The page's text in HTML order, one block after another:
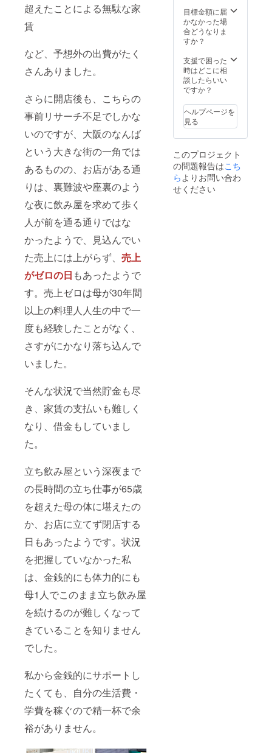
超えたことによる無駄な家
賃
など、予想外の出費がたく
さんありました。
さらに開店後も、こちらの
事前リサーチ不足でしかな
いのですが、大阪のなんば
という大きな街の一角では
あるものの、お店がある通
りは、裏難波や座裏のよう
な夜に飲み屋を求めて歩く
人が前を通る通りではな
かったようで、見込んでい
た売上には上がらず、 売上
がゼロの日 もあったようで
す。売上ゼロは母が30年間
以上の料理人人生の中で一
度も経験したことがなく、
さすがにかなり落ち込んで
いました。
そんな状況で当然貯金も尽
き、家賃の支払いも難しく
なり、借金もしていまし
た。
立ち飲み屋という深夜まで
の長時間の立ち仕事が65歳
を超えた母の体に堪えたの
か、お店に立てず閉店する
日もあったようです。状況
を把握していなかった私
は、金銭的にも体力的にも
母1人でこのまま立ち飲み屋
を続けるのが難しくなって
きていることを知りません
でした。
私から金銭的にサポートし
たくても、自分の生活費・
学費を稼ぐので精一杯で余
裕がありません。
お声掛
けくだ
さい。
この券
人様1会
計１枚
ずつ使
用可能
・有効
期間：
メール
送信日
年11月
初旬）
～2025
年5月11
日まで
目標金額に届
かなかった場
合どうなりま
すか？
支援で困った
時はどこに相
談したらいい
ですか？
ヘルプページを
見る
このプロジェクト
の問題報告はこち
ら よりお問い合わ
せください